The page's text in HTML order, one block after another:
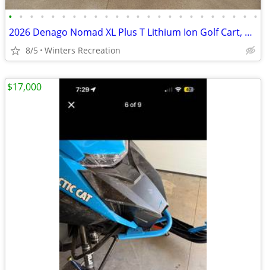
• • • • • • • • • • • • • • • • • • • • • • • •
2026 Denago Nomad XL Plus T Lithium Ion Golf Cart, Scarlet
8/5 Winters Recreation
$17,000